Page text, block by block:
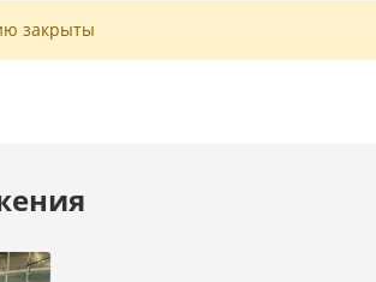
закрыты